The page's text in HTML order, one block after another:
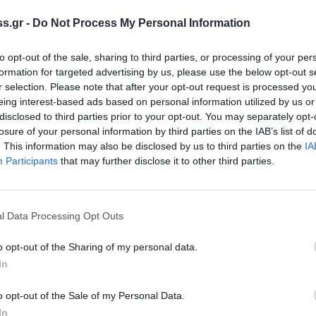
- Do Not Process My Personal Information
opt-out of the sale, sharing to third parties, or processing of your
for targeted advertising by us, please use the below opt-out
selection. Please note that after your opt-out request is processed
interest-based ads based on personal information utilized by us
to third parties prior to your opt-out. You may separately
of your personal information by third parties on the IAB’s list of
This information may also be disclosed by us to third parties on the
Participants that may further disclose it to other third parties.
Data Processing Opt Outs
opt-out of the Sharing of my personal data.
opt-out of the Sale of my Personal Data.
το Ισλαμ στην Τουρκία,»
την πορεία της Τουρκίας
μοντέλο προεδρίας,
Σημείωσε ακόμα ότι η απόπειρα
από τον κόσμο του νέου αυτού
διαμορφώνει στο Γκεζί το δίπολο που θα
με μία ενδεχόμενη νέα
ο καθηγητής τόνισε ότι θεωρεί πιθανή
διάδοχο του στην Προεδρεία τον
ισχύος, μια πολιτική κατατριβής,
τα κράτη να συνθηκολογήσουν»,
ο Τούρκος Πρόεδρος κινείται με